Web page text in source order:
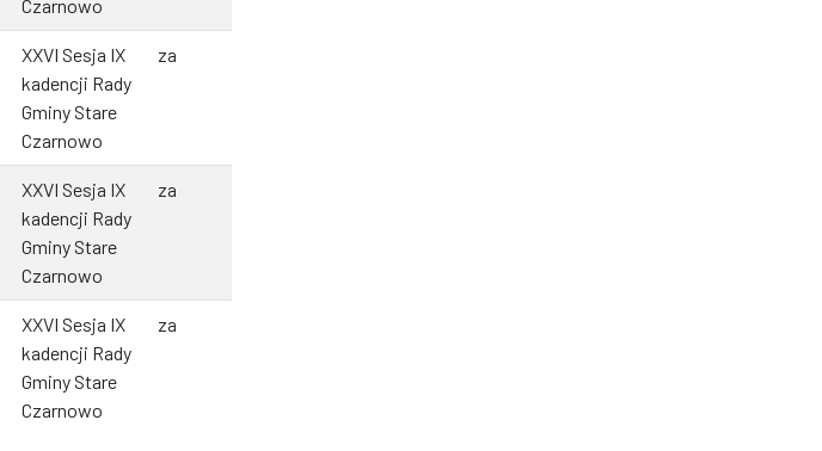
Czarnowo
XXVI Sesja IX
kadencji Rady
Gminy Stare
Czarnowo
za
XXVI Sesja IX
kadencji Rady
Gminy Stare
Czarnowo
za
XXVI Sesja IX
kadencji Rady
Gminy Stare
Czarnowo
za